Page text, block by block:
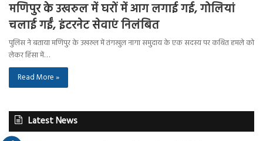
मणिपुर के उखरुल में घरों में आग लगाई गई, गोलियां
चलाई गईं, इंटरनेट सेवाएं निलंबित
पुलिस ने बताया मणिपुर के उखरुल में तंगखुल नागा समुदाय के एक सदस्य पर कथित हमले को
लेकर हिंसा में…
Read More »
Latest News